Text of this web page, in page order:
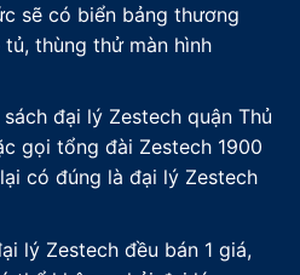
sẽ có biển bảng thương
thùng thử màn hình
đại lý Zestech quận Thủ
gọi tổng đài Zestech 1900
có đúng là đại lý Zestech
lý Zestech đều bán 1 giá,